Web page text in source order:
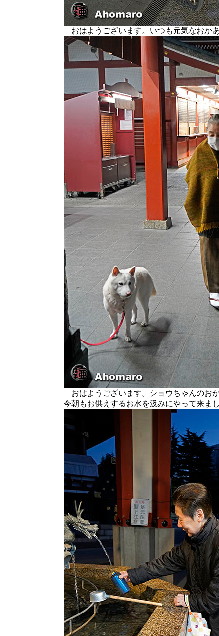
おはようございます。いつも元気なおか
おはようございます。ショウちゃんのお
今朝もお供えするお水を汲みにやって来ま